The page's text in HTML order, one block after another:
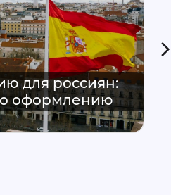
для россиян:
оформлению